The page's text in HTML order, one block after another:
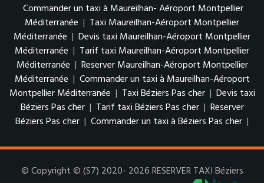
Commander un taxi à Maureilhan- Aéroport Montpellier
Méditerranée | Taxi Maureilhan-Aéroport Montpellier
Méditerranée | Devis taxi Maureilhan-Aéroport Montpellier
Méditerranée | Tarif taxi Maureilhan-Aéroport Montpellier
Méditerranée | Reserver Maureilhan-Aéroport Montpellier
Méditerranée | Commander un taxi à Maureilhan-Aéroport
Montpellier Méditerranée | Taxi Béziers Pas cher | Devis taxi
Béziers Pas cher | Tarif taxi Béziers Pas cher | Reserver
Béziers Pas cher | Commander un taxi à Béziers Pas cher |
© Copyright © (S7) 2020- 2026 RESERVER TAXI Béziers